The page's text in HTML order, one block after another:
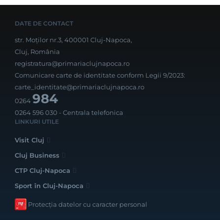
DATE DE CONTACT
str. Moților nr.3, 400001 Cluj-Napoca,
Cluj, România
registratura@primariaclujnapoca.ro
Comunicare carte de identitate conform Legii 9/2023:
carte_identitate@primariaclujnapoca.ro
0264984
0264 596 030 - Centrala telefonica
LINKURI UTILE
Visit Cluj
Cluj Business
CTP Cluj-Napoca
Sport în Cluj-Napoca
Protecția datelor cu caracter personal